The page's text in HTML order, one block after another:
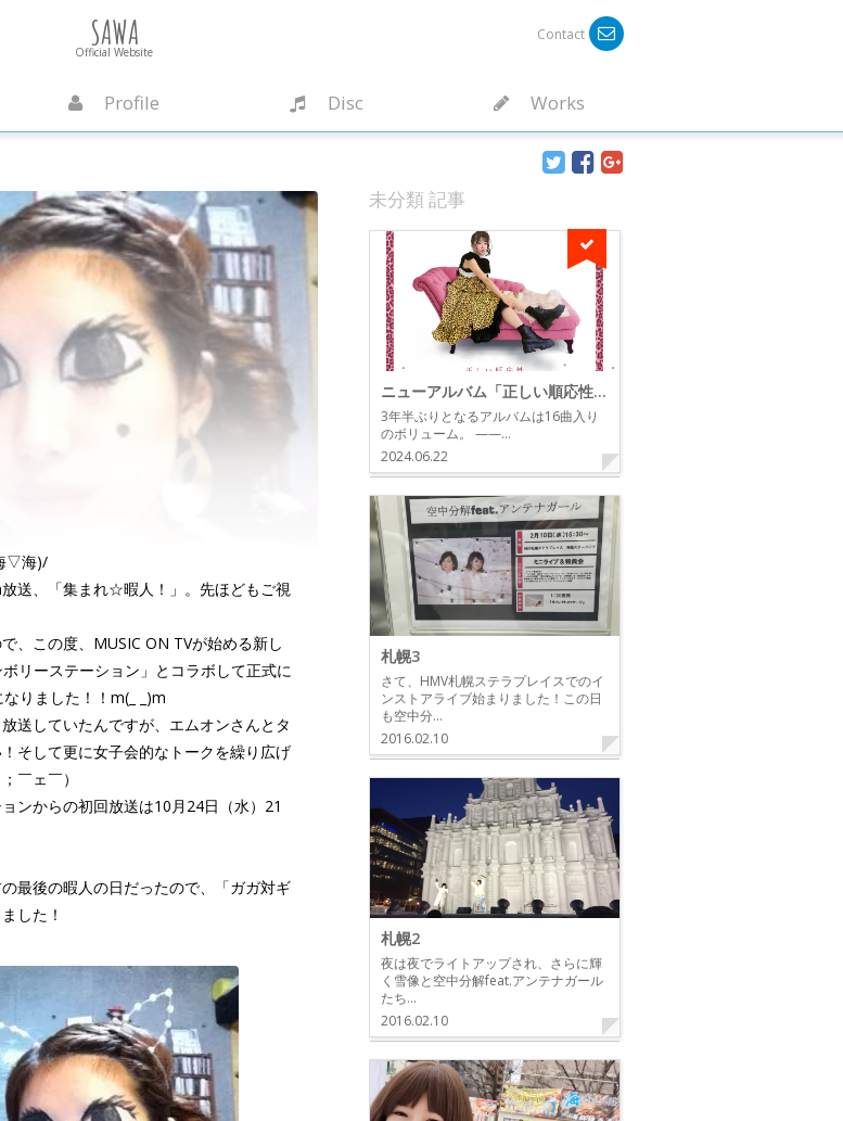
Contact
SAWA
Official Website
Profile Disc Works
▽海)/
送、「集まれ☆暇人！」。先ほどもご視
、この度、MUSIC ON TVが始める新し
リーステーション」とコラボして正式に
りました！！m(_ _)m
送していたんですが、エムオンさんとタ
そして更に女子会的なトークを繰り広げ
￣ェ￣）
ンからの初回放送は10月24日（水）21
最後の暇人の日だったので、「ガガ対ギ
した！
未分類 記事
ニューアルバム「正しい順応性」リリース！
3年半ぶりとなるアルバムは16曲入り
のボリューム。 ——…
2024.06.22
札幌3
さて、HMV札幌ステラプレイスでのイ
ンストアライブ始まりました！この日
も空中分…
2016.02.10
札幌2
夜は夜でライトアップされ、さらに輝
く雪像と空中分解feat.アンテナガール
たち…
2016.02.10